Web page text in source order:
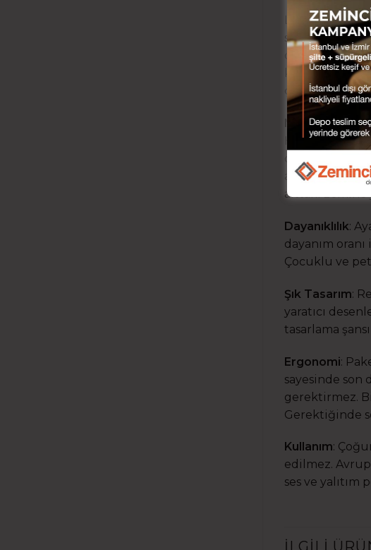
Laminat
sertifikalı
dönüştürülür.
koruyucu
çeşitliği
NEDEN
Hızlı
dayanımı
ahşap
alttaki zemine
Dayanıklılık:
dayanım
Çocuklu ve
Şık Tasarım:
yaratıcı
tasarlama
Ergonomi:
sayesinde son
gerektirmez.
Gerektiğinde
Kullanım:
edilmez.
ses ve